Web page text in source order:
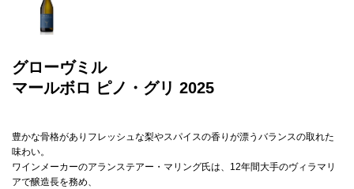
グローヴミル
マールボロ ピノ・グリ 2025
豊かな骨格がありフレッシュな梨やスパイスの香りが漂うバランスの取れた
味わい。
ワインメーカーのアランステアー・マリング氏は、12年間大手のヴィラマリ
アで醸造長を務め、